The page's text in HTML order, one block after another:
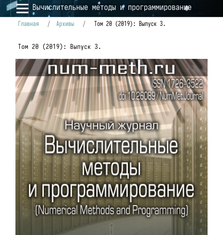
Вычислительные методы и программирование
Главная / Архивы / Том 20 (2019): Выпуск 3.
Том 20 (2019): Выпуск 3.